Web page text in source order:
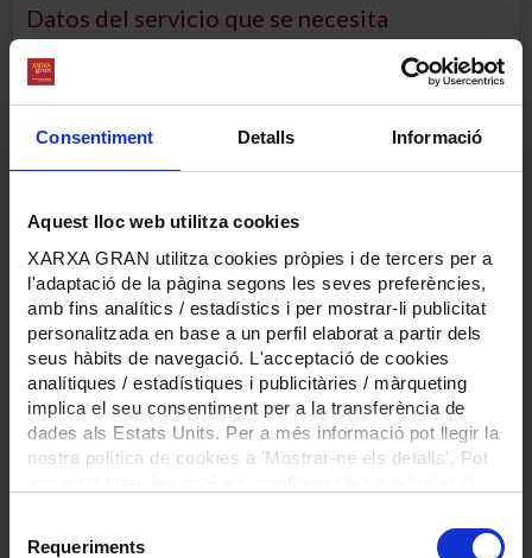
Consentiment Detalls Informació
Aquest lloc web utilitza cookies
XARXA GRAN utilitza cookies pròpies i de tercers per a
l'adaptació de la pàgina segons les seves preferències,
amb fins analítics / estadístics i per mostrar-li publicitat
personalitzada en base a un perfil elaborat a partir dels
seus hàbits de navegació. L'acceptació de cookies
analítiques / estadístiques i publicitàries / màrqueting
implica el seu consentiment per a la transferència de
dades als Estats Units. Per a més informació pot llegir la
nostra política de cookies a 'Mostrar-ne els detalls'. Pot
Requeriments
Datos del servicio que se necesita
Tipos de servicios
Centro de dia
Servicio de ayuda a domicilio
Hogar residencia
Vivienda tutelada
Centro sociosanitario
Hospital de dia
Servicio de atención integral a las personas
mayores en el ámbito rural
Servicio tutelado